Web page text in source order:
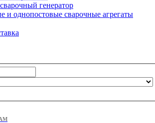
генератор
и однопостовые сварочные агрегаты